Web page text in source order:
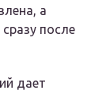
а
после
дает